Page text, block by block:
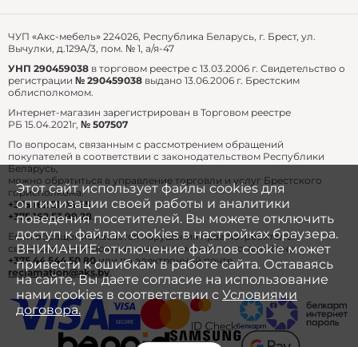
оформления) специалистом интернет-магазина.
3. Доставка Европочтой
Стоимость доставки рассчитывается
индивидуально с учетом хрупкости и габаритов
товара согласно тарифам Европочты.
Сроки доставки – до 5 дней в зависимости от
места проживания.
Для оформления доставки Вам необходимо
сообщить менеджеру: ФИО, номер телефона и
номер почтового отделения Европочты,
подходящий Вам по расположению.
Оплата
1. При получении товара у курьера
тел.: +375 29 361 91 87
ЧУП «Акс-мебель» 224026, Республика Беларусь, г. Брест, ул.
Вычулки, д.129А/3, пом. № 1, а/я-47
УНП 290459038 в торговом реестре с 13.03.2006 г. Свидетельство о
регистрации № 290459038 выдано 13.06.2006 г. Брестским
облисполкомом.
Интернет-магазин зарегистрирован в Торговом реестре
РБ 15.04.2021г, № 507507
По вопросам, связанным с рассмотрением обращений
покупателей в соответствии с законодательством Республики
Беларусь,
можно обратиться в управление торговли и услуг Брестского
горисполкома:
+375 162 21 04 65
+375 162 53 99 28.
Если обращение касается нарушения прав потребителей,
связаться с уполномоченным лицом можно по телефону:
+375 44 544 50 80или по электронной почте
reclamation@aks.by.
Этот сайт использует файлы cookies для
оптимизации своей работы и аналитики
поведения посетителей. Вы можете отключить
доступ к файлам cookies в настройках браузера.
ВНИМАНИЕ: отключение файлов cookie может
привести к ошибкам в работе сайта. Оставаясь
на сайте, Вы даете согласие на использование
нами cookies в соответствии с Условиями
договора.